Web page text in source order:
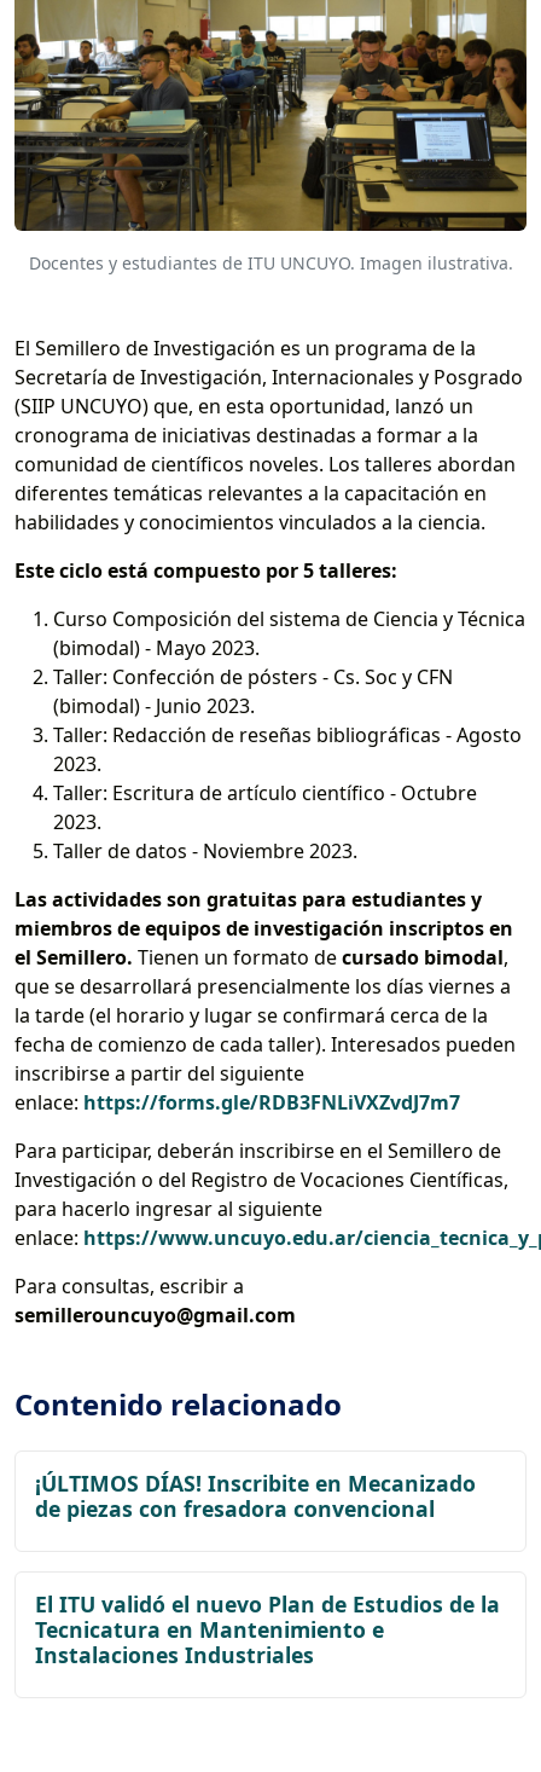
Docentes y estudiantes de ITU UNCUYO. Imagen ilustrativa.
El Semillero de Investigación es un programa de la
Secretaría de Investigación, Internacionales y Posgrado
(SIIP UNCUYO) que, en esta oportunidad, lanzó un
cronograma de iniciativas destinadas a formar a la
comunidad de científicos noveles. Los talleres abordan
diferentes temáticas relevantes a la capacitación en
habilidades y conocimientos vinculados a la ciencia.
Este ciclo está compuesto por 5 talleres:
Curso Composición del sistema de Ciencia y Técnica
(bimodal) - Mayo 2023.
Taller: Confección de pósters - Cs. Soc y CFN
(bimodal) - Junio 2023.
Taller: Redacción de reseñas bibliográficas - Agosto
2023.
Taller: Escritura de artículo científico - Octubre
2023.
Taller de datos - Noviembre 2023.
Las actividades son gratuitas para estudiantes y
miembros de equipos de investigación inscriptos en
el Semillero. Tienen un formato decursado bimodal,
que se desarrollará presencialmente los días viernes a
la tarde (el horario y lugar se confirmará cerca de la
fecha de comienzo de cada taller). Interesados pueden
inscribirse a partir del siguiente
enlace: https://forms.gle/RDB3FNLiVXZvdJ7m7
Para participar, deberán inscribirse en el Semillero de
Investigación o del Registro de Vocaciones Científicas,
para hacerlo ingresar al siguiente
enlace: https://www.uncuyo.edu.ar/
Para consultas, escribir a
semillerouncuyo@gmail.com
Contenido relacionado
¡ÚLTIMOS DÍAS! Inscribite en Mecanizado
de piezas con fresadora convencional
El ITU validó el nuevo Plan de Estudios de la
Tecnicatura en Mantenimiento e
Instalaciones Industriales